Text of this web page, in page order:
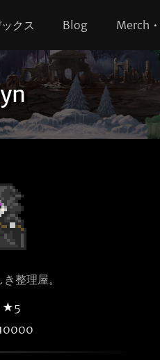
クス Blog Merch
整理屋。
★5